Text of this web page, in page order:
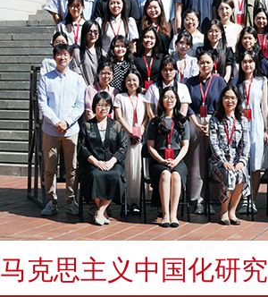
马克思主义中国化研究